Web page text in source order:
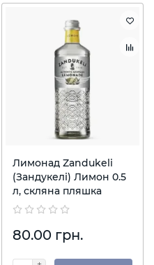
Лимонад Zandukeli
(Зандукелі) Лимон 0.5
л, скляна пляшка
80.00 грн.